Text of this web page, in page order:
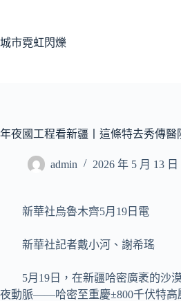
主
城市霓虹閃爍
年夜國工程看新疆丨這條特去秀傳
admin 2026 年 5 月 13 日
新華社烏魯木齊5月19日電
新華社記者戴小河、謝希瑤
5月19日，在新疆哈密廣袤的沙
夜動脈——哈密至重慶±800千伏特高